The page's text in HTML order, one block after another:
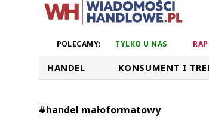
POLECAMY: TYLKO U NAS
HANDEL KONSUMENT I
#handel małoformatowy